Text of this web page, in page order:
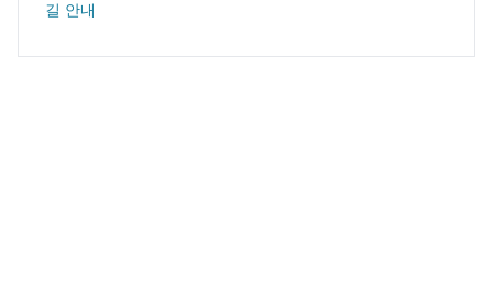
길 안내